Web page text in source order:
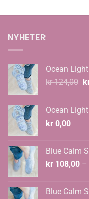
NYHETER
Ocean
kr124,00
Ocean
kr 0,00
Blue Calm
kr 108,00 –
Blue Calm